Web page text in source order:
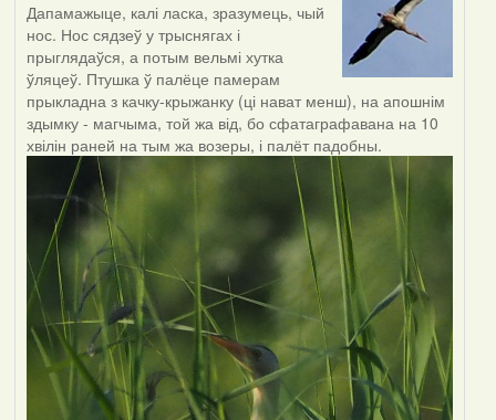
Дапамажыце, калі ласка, зразумець, чый
нос. Нос сядзеў у трыснягах і
прыглядаўся, а потым вельмі хутка
ўляцеў. Птушка ў палёце памерам
прыкладна з качку-крыжанку (ці нават менш), на апошнім
здымку - магчыма, той жа від, бо сфатаграфавана на 10
хвілін раней на тым жа возеры, і палёт падобны.